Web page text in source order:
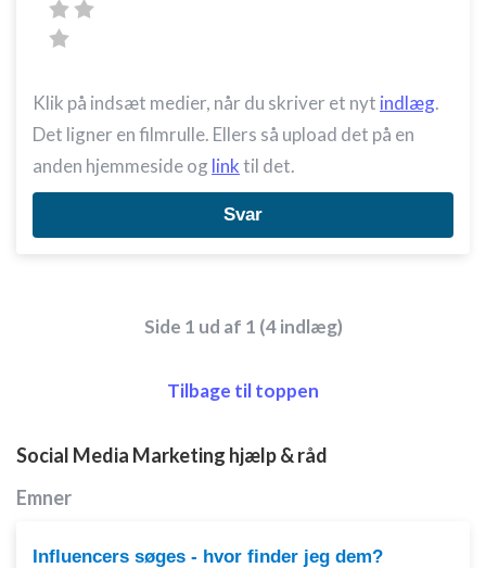
Klik på indsæt medier, når du skriver et nyt indlæg.
Det ligner en filmrulle. Ellers så upload det på en
anden hjemmeside og linktil det.
Svar
Side 1 ud af 1 (4 indlæg)
Tilbage til toppen
Social Media Marketing hjælp & råd
Emner
Influencers søges - hvor finder jeg dem?